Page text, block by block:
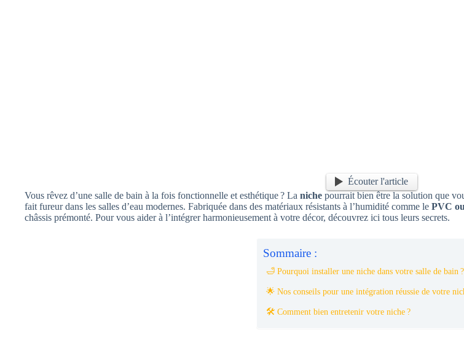
Écouter l'article
Vous rêvez d’une salle de bain à la fois fonctionnelle et esthétique ? La niche pourrait bien être la solution que
fait fureur dans les salles d’eau modernes. Fabriquée dans des matériaux résistants à l’humidité comme le PVC
châssis prémonté. Pour vous aider à l’intégrer harmonieusement à votre décor, découvrez ici tous leurs secrets.
Sommaire :
🛁 Pourquoi installer une niche dans votre salle de bain ?
🌟 Nos conseils pour une intégration réussie de votre
🛠️ Comment bien entretenir votre niche ?